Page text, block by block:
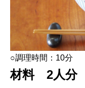
○調理時間：10分
材料 2人分